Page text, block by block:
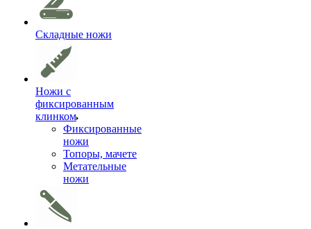
Складные ножи
Ножи с
фиксированным
клинком
Фиксированные
ножи
Топоры, мачете
Метательные
ножи